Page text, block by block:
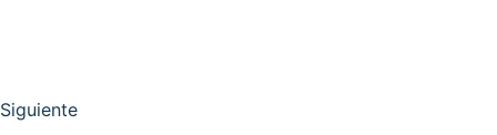
Siguiente